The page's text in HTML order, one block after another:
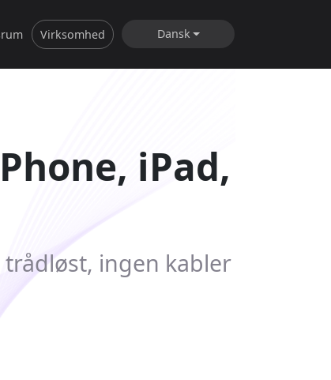
Virksomhed Dansk
iPad,
ingen kabler